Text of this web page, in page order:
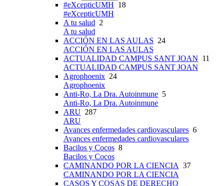
#eXcepticUMH 18
#eXcepticUMH
A tu salud 2
A tu salud
ACCIÓN EN LAS AULAS 24
ACCIÓN EN LAS AULAS
ACTUALIDAD CAMPUS SANT JOAN 11
ACTUALIDAD CAMPUS SANT JOAN
Agrophoenix 24
Agrophoenix
Anti-Ro, La Dra. Autoinmune 5
Anti-Ro, La Dra. Autoinmune
ARU 287
ARU
Avances enfermedades cardiovasculares 6
Avances enfermedades cardiovasculares
Bacilos y Cocos 8
Bacilos y Cocos
CAMINANDO POR LA CIENCIA 37
CAMINANDO POR LA CIENCIA
CASOS Y COSAS DE DERECHO